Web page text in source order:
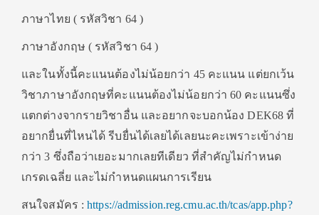
ภาษาไทย ( รหัสวิชา 64 )
ภาษาอังกฤษ ( รหัสวิชา 64 )
และในทั้งนี้คะแนนต้องไม่น้อยกว่า 45 คะแนน แต่ยกเว้น
วิชาภาษาอังกฤษที่คะแนนต้องไม่น้อยกว่า 60 คะแนนซึ่ง
แตกต่างจากรายวิชาอื่น และอยากจะบอกน้อง DEK68 ที่
อยากยื่นที่ไหนได้ รีบยื่นได้เลยได้เลยนะคะเพราะเข้าง่าย
กว่า 3 ซึ่งถือว่าเยอะมากเลยทีเดียว ที่สำคัญไม่กำหนด
เกรดเฉลี่ย และไม่กำหนดแผนการเรียน
สนใจสมัคร :https://admission.reg.cmu.ac.th/tcas/app.php?